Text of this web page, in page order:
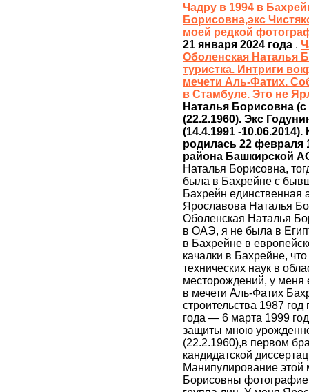
Чадру в 1994 в
Борисовна,экс
моей редкой
21 января 2024 года .
Оболенская Наталья
туристка. Интриги
мечети Аль-Фатих.
в Стамбуле. Это не
Наталья Борисовна
(22.2.1960). Экс
(14.4.1991 -
родилась 22 февраля
района Башкирской
Наталья Борисовна,
была в Бахрейне с
Бахрейн единственная
Ярославова Наталья
Оболенская Наталья
в ОАЭ, я не была в
в Бахрейне в
качалки в Бахрейне,
технических наук в
месторождений, у меня
в мечети Аль-Фатих
строительства 1987
года — 6 марта 1999
защиты мною
(22.2.1960),в первом
кандидатской
Манипулирование
Борисовны